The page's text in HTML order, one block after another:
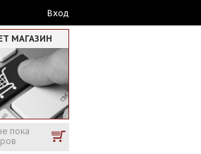
Вход
МАГАЗИН
пока